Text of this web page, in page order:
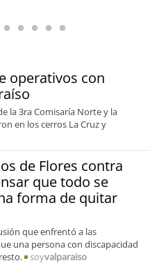
operativos con
la 3ra Comisaría Norte y la
en los cerros La Cruz y
de Flores contra
que todo se
forma de quitar
que enfrentó a las
una persona con discapacidad
soyvalparaiso